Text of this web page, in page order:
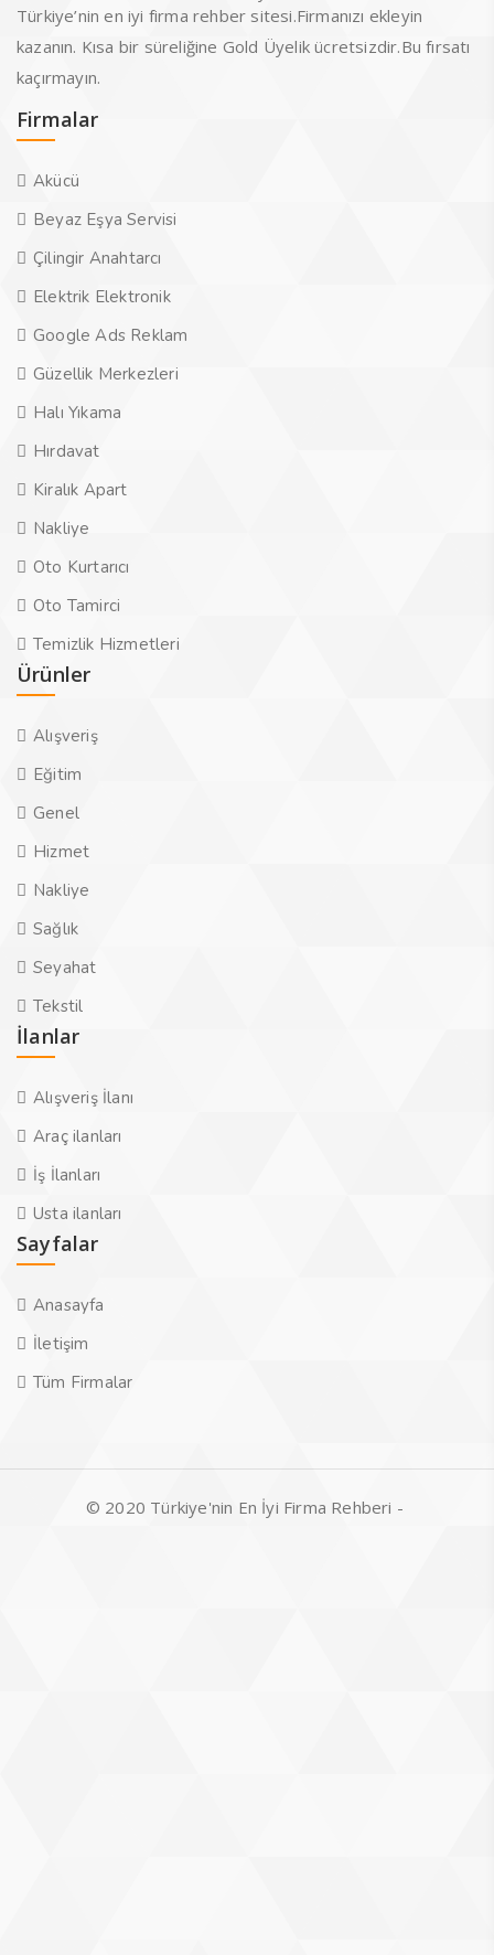
Türkiye’nin en iyi firma rehber sitesi.Firmanızı ekleyin
kazanın. Kısa bir süreliğine Gold Üyelik ücretsizdir.Bu fırsatı
kaçırmayın.
Firmalar
Akücü
Beyaz Eşya Servisi
Çilingir Anahtarcı
Elektrik Elektronik
Google Ads Reklam
Güzellik Merkezleri
Halı Yıkama
Hırdavat
Kiralık Apart
Nakliye
Oto Kurtarıcı
Oto Tamirci
Temizlik Hizmetleri
Ürünler
Alışveriş
Eğitim
Genel
Hizmet
Nakliye
Sağlık
Seyahat
Tekstil
İlanlar
Alışveriş İlanı
Araç ilanları
İş İlanları
Usta ilanları
Sayfalar
Anasayfa
İletişim
Tüm Firmalar
© 2020 Türkiye'nin En İyi Firma Rehberi -